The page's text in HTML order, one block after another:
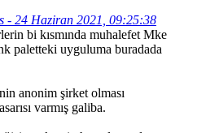
- 24 Haziran 2021, 09:25:38
bi kısmında muhalefet Mke
paletteki uyguluma buradada
anonim şirket olması
varmış galiba.